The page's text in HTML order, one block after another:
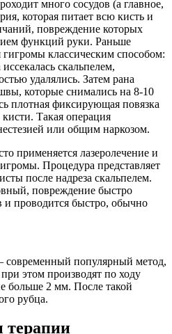
много сосудов (а главное,
которая питает всю кисть и
повреждение которых
функций руки. Раньше
классическим способом:
скальпелем,
удалялись. Затем рана
которые снимались на 8-10
плотная фиксирующая повязка
Такая операция
или общим наркозом.
применяется лазеролечение и
Процедура представляет
после надреза скальпелем.
повреждение быстро
и проводится быстро, обычно
современный популярный метод,
этом производят по ходу
больше 2 мм. После такой
рубца.
терапии